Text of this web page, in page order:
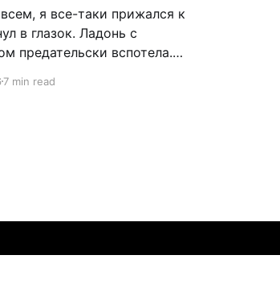
я все-таки прижался к
в глазок. Ладонь с
предательски вспотела.
его, она может испугаться. А
7 min read